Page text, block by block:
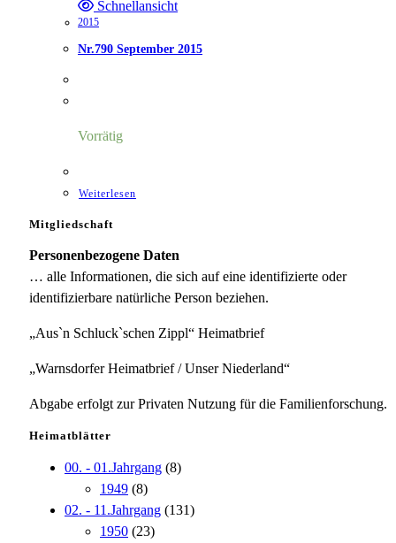
Schnellansicht
2015
Nr.790 September 2015
Vorrätig
Weiterlesen
Mitgliedschaft
Personenbezogene Daten
… alle Informationen, die sich auf eine identifizierte oder
identifizierbare natürliche Person beziehen.
„Aus`n Schluck`schen Zippl“ Heimatbrief
„Warnsdorfer Heimatbrief / Unser Niederland“
Abgabe erfolgt zur Privaten Nutzung für die Familienforschung.
Heimatblätter
00. - 01.Jahrgang (8)
1949 (8)
02. - 11.Jahrgang (131)
1950 (23)